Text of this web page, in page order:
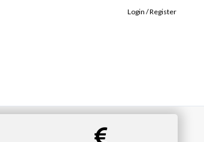
Login / Register